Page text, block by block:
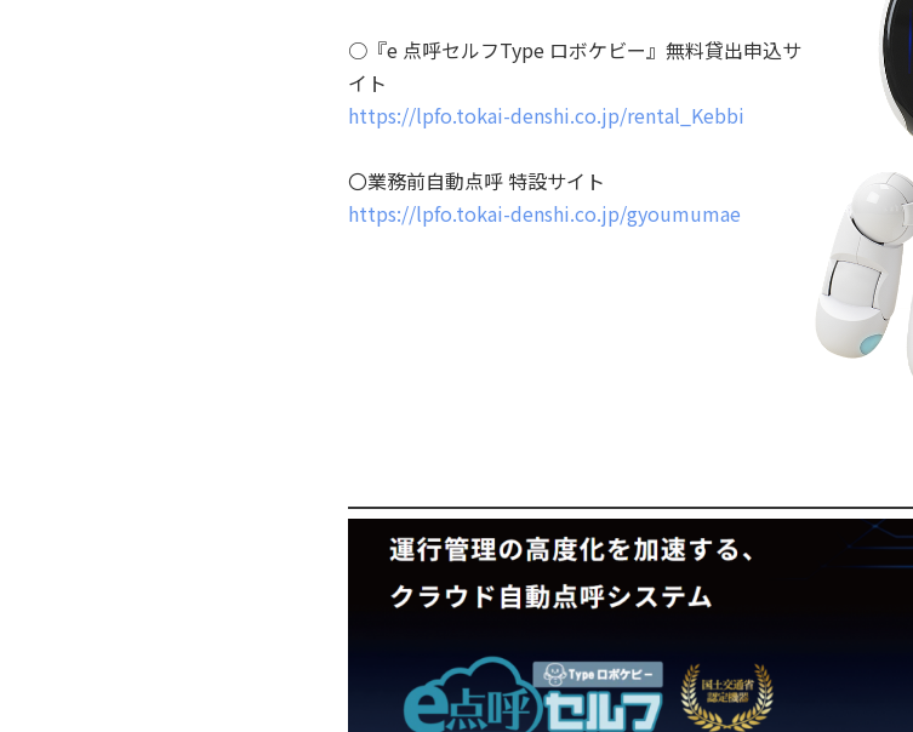
○『e 点呼セルフType ロボケビー』無料貸出申込サ
イト
https://lpfo.tokai-denshi.co.jp/rental_Kebbi
〇業務前自動点呼 特設サイト
https://lpfo.tokai-denshi.co.jp/gyoumumae